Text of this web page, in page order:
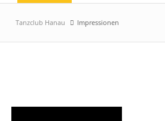
Tanzclub Hanau Impressionen